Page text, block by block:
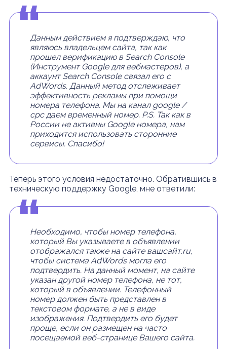
Данным действием я подтверждаю, что
являюсь владельцем сайта, так как
прошел верификацию в Search Console
(Инструмент Google для вебмастеров), а
аккаунт Search Console связал его с
AdWords. Данный метод отслеживает
эффективность рекламы при помощи
номера телефона. Мы на канал google /
cpc даем временный номер. P.S. Так как в
России не активны Google номера, нам
приходится использовать сторонние
сервисы. Спасибо!
Теперь этого условия недостаточно. Обратившись в
техническую поддержку Google, мне ответили:
Необходимо, чтобы номер телефона,
который Вы указываете в объявлении
отображался также на сайте вашсайт.ru,
чтобы система AdWords могла его
подтвердить. На данный момент, на сайте
указан другой номер телефона, не тот,
который в объявлении. Телефонный
номер должен быть представлен в
текстовом формате, а не в виде
изображения. Подтвердить его будет
проще, если он размещен на часто
посещаемой веб-странице Вашего сайта.